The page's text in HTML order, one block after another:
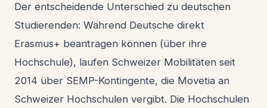
Der entscheidende Unterschied zu deutschen
Studierenden: Während Deutsche direkt
Erasmus+ beantragen können (über ihre
Hochschule), laufen Schweizer Mobilitäten seit
2014 über SEMP-Kontingente, die Movetia an
Schweizer Hochschulen vergibt. Die Hochschulen